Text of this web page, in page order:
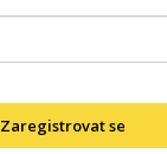
Zaregistrovat se